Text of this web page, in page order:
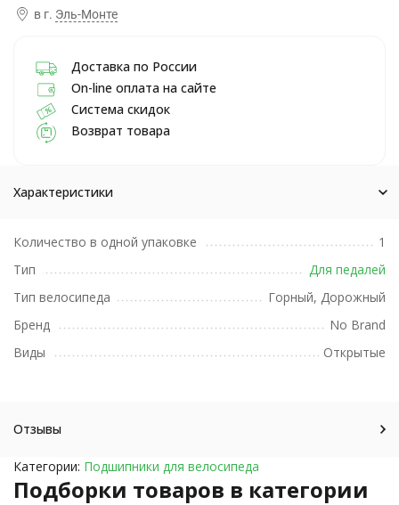
в г. Эль-Монте
Доставка по России
On-line оплата на сайте
Система скидок
Возврат товара
Характеристики
Количество в одной упаковке
1
Тип
Для педалей
Тип велосипеда
Горный, Дорожный
Бренд
No Brand
Виды
Открытые
Отзывы
Категории: Подшипники для велосипеда
Подборки товаров в категории